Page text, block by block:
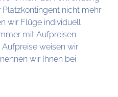
nicht mehr
wir Flüge individuell
mit Aufpreisen
weisen wir
wir Ihnen bei